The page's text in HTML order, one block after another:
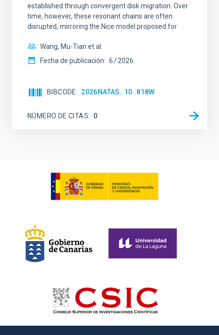
established through convergent disk migration. Over
time, however, these resonant chains are often
disrupted, mirroring the Nice model proposed for
Wang, Mu-Tian et al.
Fecha de publicación: 6 2026
BIBCODE 2026NATAS..10..818W
NÚMERO DE CITAS 0